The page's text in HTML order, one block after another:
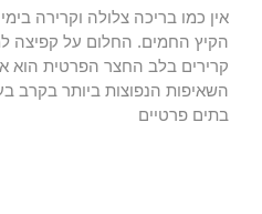
אין כמו בריכה צלולה וקרירה בימי
הקיץ החמים. החלום על קפיצה
קרירים בלב החצר הפרטית הוא
השאיפות הנפוצות ביותר בקרב
בתים פרטיים